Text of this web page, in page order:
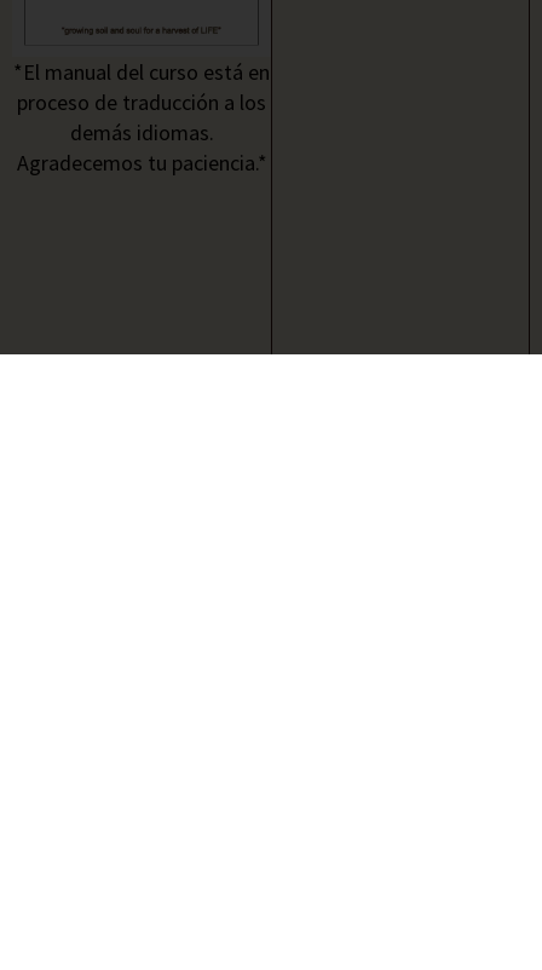
*El manual del curso está en
proceso de traducción a los
demás idiomas.
Agradecemos tu paciencia.*